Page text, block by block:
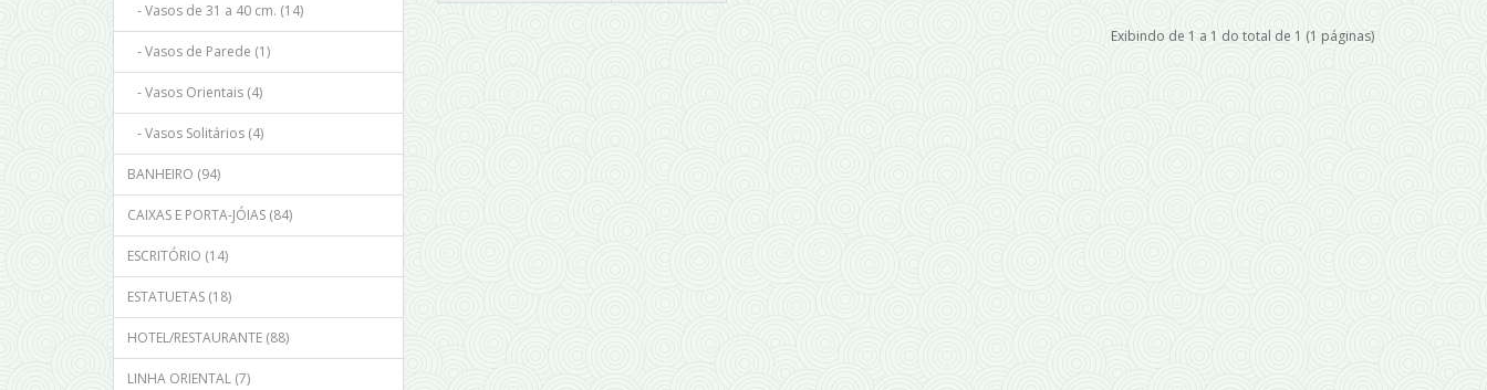
- Vasos de 31 a 40 cm. (14)
- Vasos de Parede (1)
- Vasos Orientais (4)
- Vasos Solitários (4)
BANHEIRO (94)
CAIXAS E PORTA-JÓIAS (84)
ESCRITÓRIO (14)
ESTATUETAS (18)
HOTEL/RESTAURANTE (88)
LINHA ORIENTAL (7)
Exibindo de 1 a 1 do total de 1 (1 páginas)